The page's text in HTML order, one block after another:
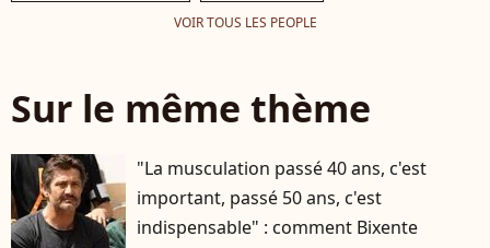
VOIR TOUS LES PEOPLE
Sur le même thème
"La musculation passé 40 ans, c'est
important, passé 50 ans, c'est
indispensable" : comment Bixente